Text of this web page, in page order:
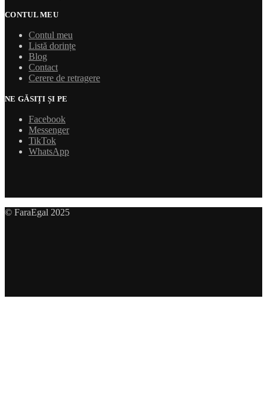
CONTUL MEU
Contul meu
Listă dorințe
Blog
Contact
Cerere de retragere
NE GĂSIȚI ȘI PE
Facebook
Messenger
TikTok
WhatsApp
© FaraEgal 2025